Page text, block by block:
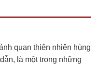
quan thiên nhiên hùng
là một trong những